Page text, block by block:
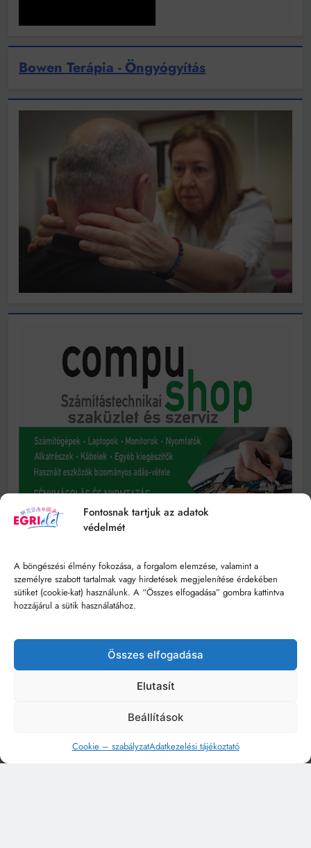
Fontosnak tartjuk az adatok
védelmét
A böngészési élmény fokozása, a forgalom elemzése, valamint a
személyre szabott tartalmak vagy hirdetések megjelenítése érdekében
sütiket (cookie-kat) használunk. A “Összes elfogadása” gombra kattintva
hozzájárul a sütik használatához.
Összes elfogadása
Elutasít
Beállítások
Cookie – szabályzatAdatkezelési tájékoztató
Bowen Terápia - Öngyógyítás